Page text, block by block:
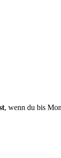
, wenn du bis